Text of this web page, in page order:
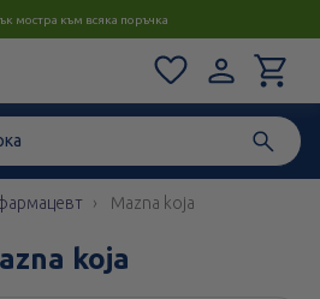
с магистър-фармацевт до 1 час
Mazna koja
koja